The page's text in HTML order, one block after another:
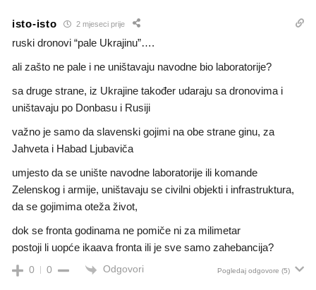
isto-isto 2 mjeseci prije
ruski dronovi “pale Ukrajinu”….
ali zašto ne pale i ne uništavaju navodne bio laboratorije?
sa druge strane, iz Ukrajine također udaraju sa dronovima i
uništavaju po Donbasu i Rusiji
važno je samo da slavenski gojimi na obe strane ginu, za
Jahveta i Habad Ljubaviča
umjesto da se unište navodne laboratorije ili komande
Zelenskog i armije, uništavaju se civilni objekti i infrastruktura,
da se gojimima oteža život,
dok se fronta godinama ne pomiče ni za milimetar
postoji li uopće ikaava fronta ili je sve samo zahebancija?
0 0 Odgovori Pogledaj odgovore (5)